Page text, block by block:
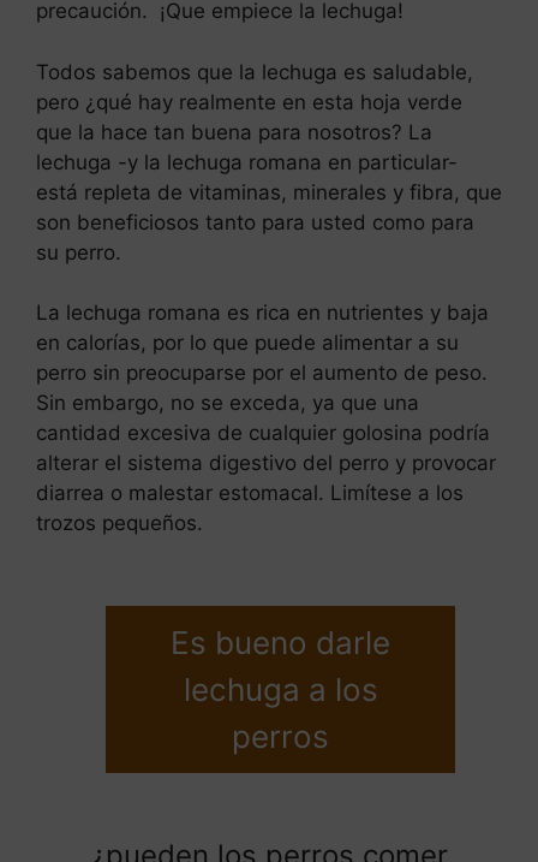
precaución. ¡Que empiece la lechuga!
Todos sabemos que la lechuga es saludable,
pero ¿qué hay realmente en esta hoja verde
que la hace tan buena para nosotros? La
lechuga -y la lechuga romana en particular-
está repleta de vitaminas, minerales y fibra, que
son beneficiosos tanto para usted como para
su perro.
La lechuga romana es rica en nutrientes y baja
en calorías, por lo que puede alimentar a su
perro sin preocuparse por el aumento de peso.
Sin embargo, no se exceda, ya que una
cantidad excesiva de cualquier golosina podría
alterar el sistema digestivo del perro y provocar
diarrea o malestar estomacal. Limítese a los
trozos pequeños.
Es bueno darle
lechuga a los
perros